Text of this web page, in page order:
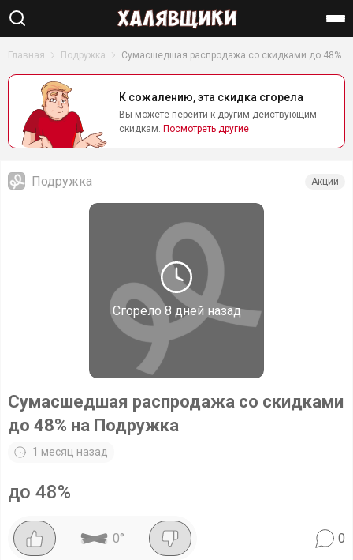
Найти
Главная Подружка Сумасшедшая распродажа со скидками до 48%
К сожалению, эта скидка сгорела
Вы можете перейти к другим действующим
скидкам. Посмотреть другие
Сгорело 8 дней назад
Подружка Акции
Сумасшедшая распродажа со скидками
до 48% на Подружка
1 месяц назад
до 48%
0° 0